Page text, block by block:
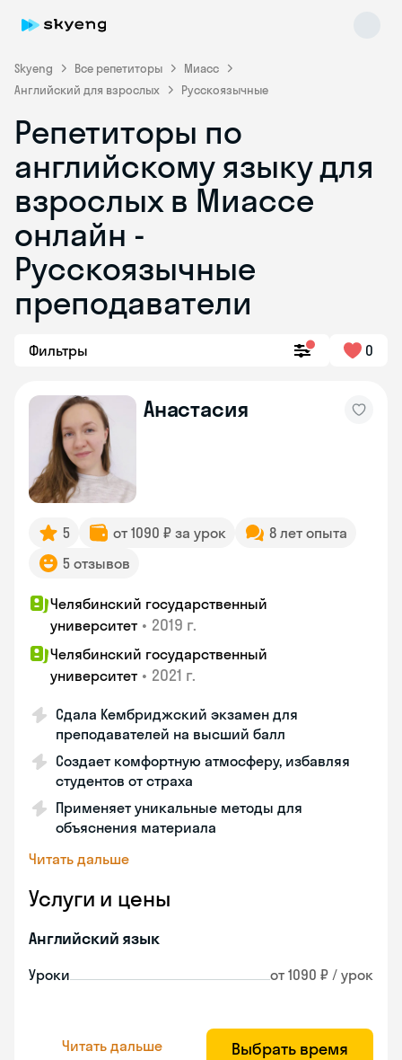
Skyeng Все репетиторы
Миасс
Английский для взрослых
Русскоязычные
Репетиторы по
английскому языку для
взрослых в Миассе
онлайн -
Русскоязычные
преподаватели
Фильтры 0
Анастасия
5 от 1090 ₽ за урок
8 лет опыта
5 отзывов
Челябинский государственный
университет • 2019 г.
Челябинский государственный
университет • 2021 г.
Сдала Кембриджский экзамен для
преподавателей на высший балл
Создает комфортную атмосферу, избавляя
студентов от страха
Применяет уникальные методы для
объяснения материала
Читать дальше
Услуги и цены
Английский язык
Уроки от 1090 ₽ / урок
Читать дальше Выбрать время
Skyeng Chat